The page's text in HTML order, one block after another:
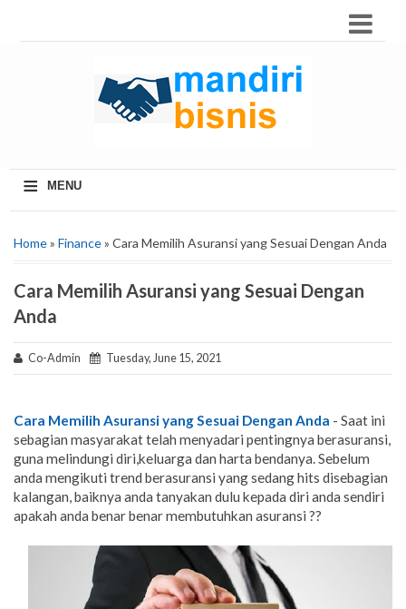
≡ MENU
Home» Finance» Cara Memilih Asuransi yang Sesuai Dengan Anda
Cara Memilih Asuransi yang Sesuai Dengan
Anda
Co-Admin Tuesday, June 15, 2021
Cara Memilih Asuransi yang Sesuai Dengan Anda - Saat ini
sebagian masyarakat telah menyadari pentingnya berasuransi,
guna melindungi diri,keluarga dan harta bendanya. Sebelum
anda mengikuti trend berasuransi yang sedang hits disebagian
kalangan, baiknya anda tanyakan dulu kepada diri anda sendiri
apakah anda benar benar membutuhkan asuransi ??